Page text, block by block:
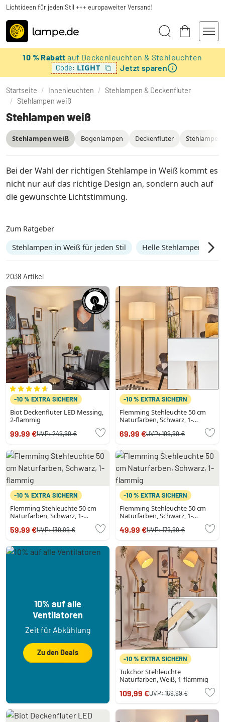
Lichtideen für jeden Stil +++ europaweiter Versand!
10 % Rabattauf Deckenleuchten & Stehleuchten
Code: LIGHT Jetzt sparen
Startseite / Innenleuchten / Stehlampen & Deckenfluter
/ Stehlampen weiß
Stehlampen weiß
Bogenlampen Deckenfluter Stehlampen
Stehlampen weiß
Bei der Wahl der richtigen Stehlampe in Weiß kommt es
nicht nur auf das richtige Design an, sondern auch auf
die gewünschte Lichtstimmung.
Zum Ratgeber
Stehlampen in Weiß für jeden Stil
Helle Stehlampen in
2038 Artikel
-10 % EXTRA SICHERN
Biot Deckenfluter LED Messing,
2-flammig
99,99 €UVP:249,99 €
-10 % EXTRA SICHERN
Flemming Stehleuchte 50 cm
Naturfarben, Schwarz, 1-
69,99 €UVP:199,99 €
-10 % EXTRA SICHERN
Flemming Stehleuchte 50 cm
Naturfarben, Schwarz, 1-
59,99 €UVP:139,99 €
-10 % EXTRA SICHERN
Flemming Stehleuchte 50 cm
Naturfarben, Schwarz, 1-
49,99 €UVP:179,99 €
10% auf alle
Ventilatoren
Zeit für Abkühlung
Zu den Deals
-10 % EXTRA SICHERN
Tukchor Stehleuchte
Naturfarben, Weiß, 1-flammig
109,99 €UVP:169,99 €